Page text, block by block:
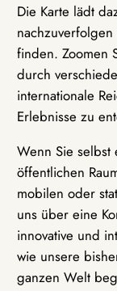
Die Karte lädt
finden. Zoomen
durch
internationale
Erlebnisse zu
Wenn Sie
öffentlichen
mobilen oder
uns über eine
innovative und
wie unsere
ganzen Welt